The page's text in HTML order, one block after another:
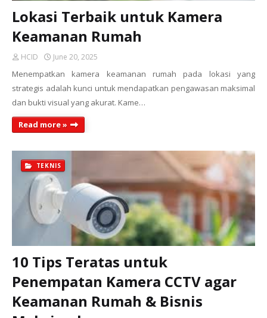
Lokasi Terbaik untuk Kamera
Keamanan Rumah
HCID June 20, 2025
Menempatkan kamera keamanan rumah pada lokasi yang
strategis adalah kunci untuk mendapatkan pengawasan maksimal
dan bukti visual yang akurat. Kame…
Read more »
TEKNIS
10 Tips Teratas untuk
Penempatan Kamera CCTV agar
Keamanan Rumah & Bisnis